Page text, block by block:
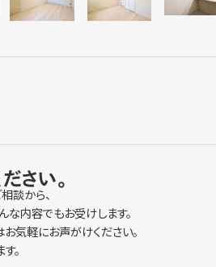
さい。
談から、
な内容でもお受けします。
気軽にお声がけください。
。